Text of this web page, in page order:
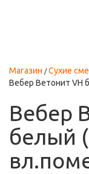
Магазин Сухие
Вебер Ветонит VH
Вебер
белый